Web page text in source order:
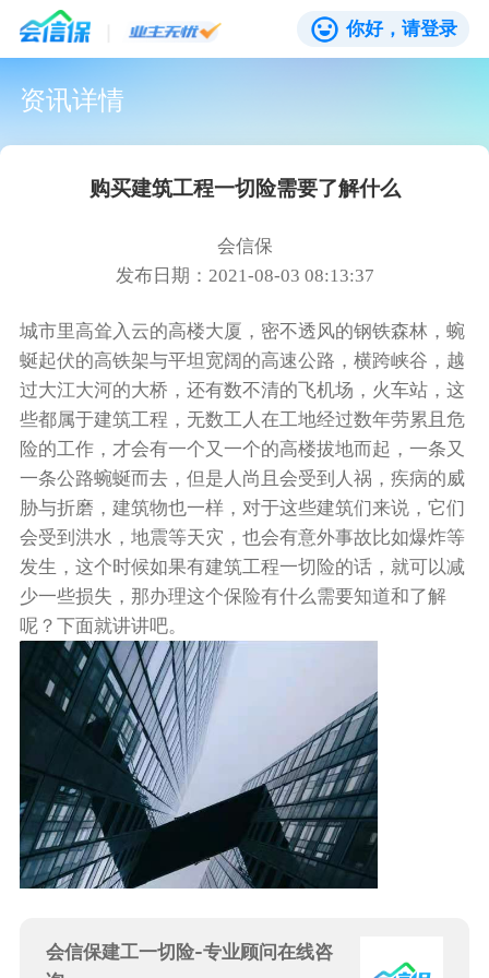
你好，请登录
资讯详情
购买建筑工程一切险需要了解什么
会信保
发布日期：2021-08-03 08:13:37
城市里高耸入云的高楼大厦，密不透风的钢铁森林，蜿
蜒起伏的高铁架与平坦宽阔的高速公路，横跨峡谷，越
过大江大河的大桥，还有数不清的飞机场，火车站，这
些都属于建筑工程，无数工人在工地经过数年劳累且危
险的工作，才会有一个又一个的高楼拔地而起，一条又
一条公路蜿蜒而去，但是人尚且会受到人祸，疾病的威
胁与折磨，建筑物也一样，对于这些建筑们来说，它们
会受到洪水，地震等天灾，也会有意外事故比如爆炸等
发生，这个时候如果有建筑工程一切险的话，就可以减
少一些损失，那办理这个保险有什么需要知道和了解
呢？下面就讲讲吧。
会信保建工一切险-专业顾问在线咨